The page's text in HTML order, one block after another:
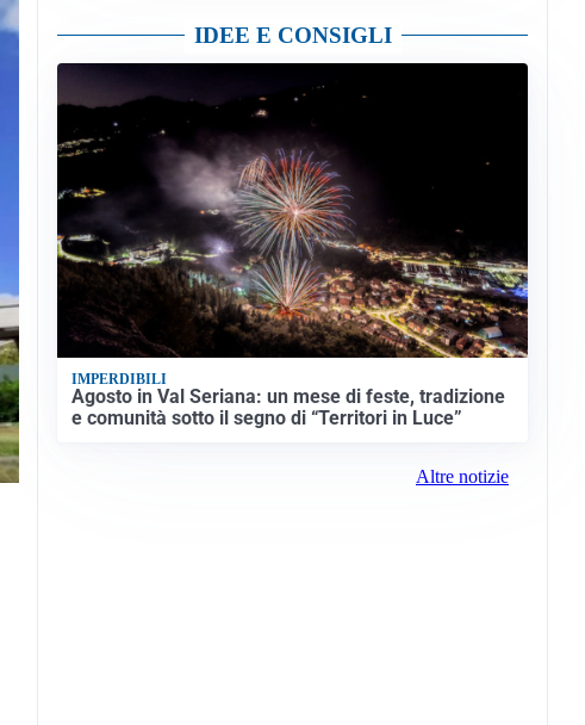
IDEE E CONSIGLI
IMPERDIBILI
Agosto in Val Seriana: un mese di feste, tradizione
e comunità sotto il segno di “Territori in Luce”
Altre notizie